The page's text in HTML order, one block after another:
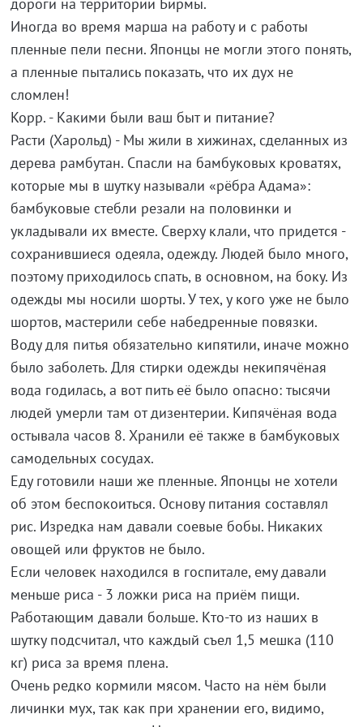
дороги на территории Бирмы.
Иногда во время марша на работу и с работы
пленные пели песни. Японцы не могли этого понять,
а пленные пытались показать, что их дух не
сломлен!
Корр. - Какими были ваш быт и питание?
Расти (Харольд) - Мы жили в хижинах, сделанных из
дерева рамбутан. Спасли на бамбуковых кроватях,
которые мы в шутку называли «рёбра Адама»:
бамбуковые стебли резали на половинки и
укладывали их вместе. Сверху клали, что придется -
сохранившиеся одеяла, одежду. Людей было много,
поэтому приходилось спать, в основном, на боку. Из
одежды мы носили шорты. У тех, у кого уже не было
шортов, мастерили себе набедренные повязки.
Воду для питья обязательно кипятили, иначе можно
было заболеть. Для стирки одежды некипячёная
вода годилась, а вот пить её было опасно: тысячи
людей умерли там от дизентерии. Кипячёная вода
остывала часов 8. Хранили её также в бамбуковых
самодельных сосудах.
Еду готовили наши же пленные. Японцы не хотели
об этом беспокоиться. Основу питания составлял
рис. Изредка нам давали соевые бобы. Никаких
овощей или фруктов не было.
Если человек находился в госпитале, ему давали
меньше риса - 3 ложки риса на приём пищи.
Работающим давали больше. Кто-то из наших в
шутку подсчитал, что каждый съел 1,5 мешка (110
кг) риса за время плена.
Очень редко кормили мясом. Часто на нём были
личинки мух, так как при хранении его, видимо,